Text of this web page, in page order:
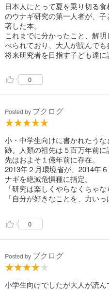
日本人にとって夏を乗り切る
のウナギ研究の第一人者が、
著した本。
これまでに分かったこと、解
べられており、大人が読んでも
将来研究者を目指す子ども達に
0
Posted by ブクログ
小・中学生向けに書かれたう
跡。人類の祖先は５百万年前
先はおよそ１億年前に存在。
2013年２月環境省が、2014年
ナギを絶滅危惧種に指定。
「研究は楽しくやらなくちゃな
「自分が好きなことを、力い
0
Posted by ブクログ
小学生向けでしたが大人が読